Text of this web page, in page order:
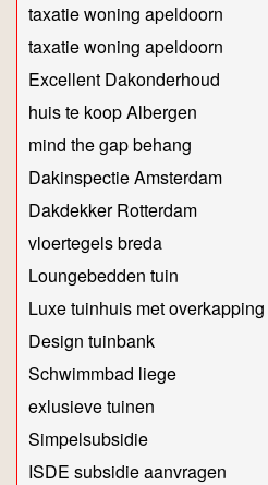
taxatie woning apeldoorn
taxatie woning apeldoorn
Excellent Dakonderhoud
huis te koop Albergen
mind the gap behang
Dakinspectie Amsterdam
Dakdekker Rotterdam
vloertegels breda
Loungebedden tuin
Luxe tuinhuis met overkapping
Design tuinbank
Schwimmbad liege
exlusieve tuinen
Simpelsubsidie
ISDE subsidie aanvragen